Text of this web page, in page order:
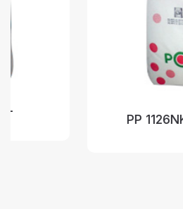
PP 1126NK-